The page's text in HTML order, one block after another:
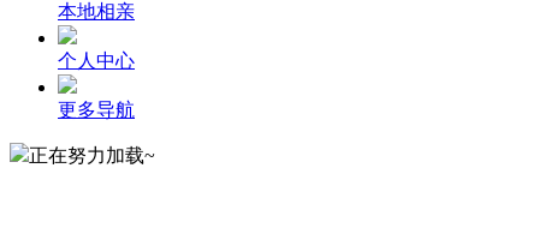
本地相亲
个人中心
更多导航
正在努力加载~